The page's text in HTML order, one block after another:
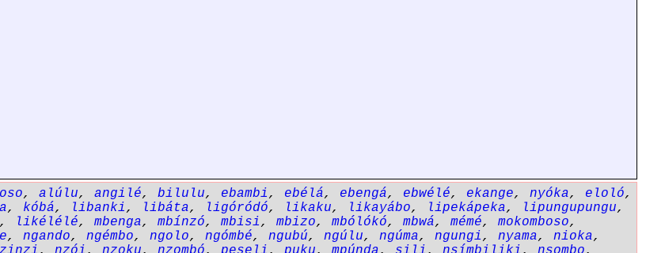
, alúlu, angilé, bilulu, ebambi, ebélá, ebengá, ebwélé, ekange, nyóka, eloló,
, kóbá, libanki, libáta, ligóródó, likaku, likayábo, lipekápeka, lipungupungu,
, likélélé, mbenga, mbínzó, mbisi, mbizo, mbólókó, mbwá, mémé, mokomboso,
, ngando, ngémbo, ngolo, ngómbé, ngubú, ngúlu, ngúma, ngungi, nyama, nioka,